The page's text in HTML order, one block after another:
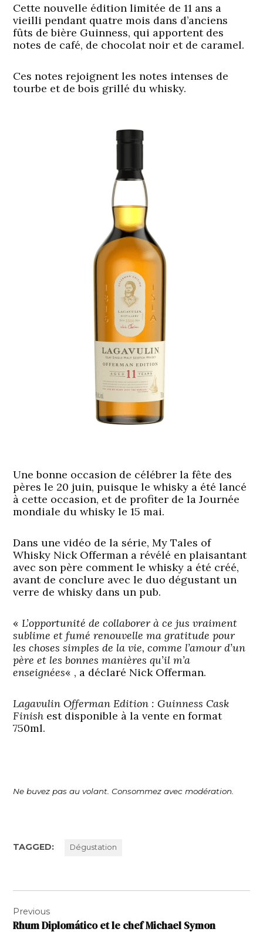
Cette nouvelle édition limitée de 11 ans a
vieilli pendant quatre mois dans d’anciens
fûts de bière Guinness, qui apportent des
notes de café, de chocolat noir et de caramel.
Ces notes rejoignent les notes intenses de
tourbe et de bois grillé du whisky.
Une bonne occasion de célébrer la fête des
pères le 20 juin, puisque le whisky a été lancé
à cette occasion, et de profiter de la Journée
mondiale du whisky le 15 mai.
Dans une vidéo de la série, My Tales of
Whisky Nick Offerman a révélé en plaisantant
avec son père comment le whisky a été créé,
avant de conclure avec le duo dégustant un
verre de whisky dans un pub.
«L’opportunité de collaborer à ce jus vraiment
sublime et fumé renouvelle ma gratitude pour
les choses simples de la vie, comme l’amour d’un
père et les bonnes manières qu’il m’a
enseignées« , a déclaré Nick Offerman.
Lagavulin Offerman Edition : Guinness Cask
Finish est disponible à la vente en format
750ml.
Ne buvez pas au volant. Consommez avec modération.
TAGGED: Dégustation
de
Previous
Rhum Diplomático et le chef Michael Symon